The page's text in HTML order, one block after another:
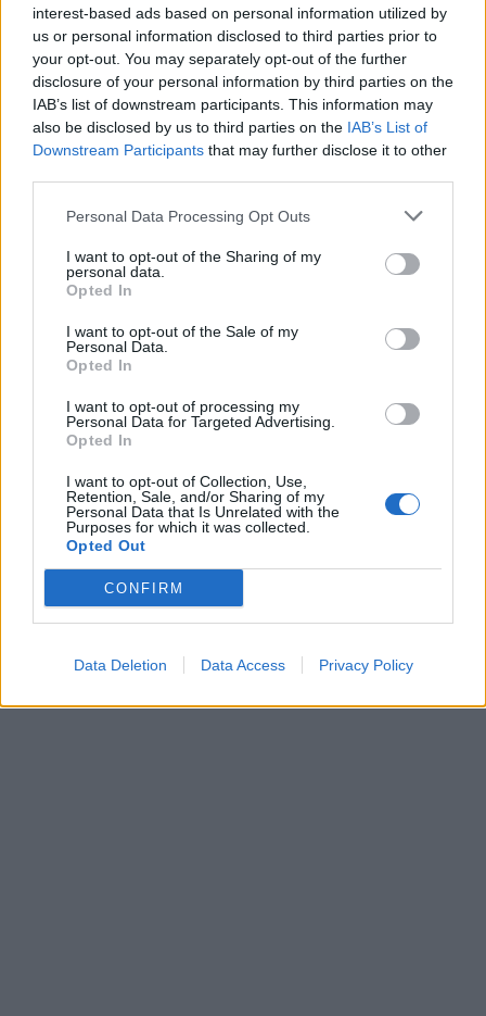
interest-based ads based on personal information utilized by
us or personal information disclosed to third parties prior to
your opt-out. You may separately opt-out of the further
disclosure of your personal information by third parties on the
IAB’s list of downstream participants. This information may
also be disclosed by us to third parties on the IAB’s List of
Downstream Participants that may further disclose it to other
Personal Data Processing Opt Outs
I want to opt-out of the Sharing of my
personal data.
Opted In
I want to opt-out of the Sale of my
Personal Data.
Opted In
I want to opt-out of processing my
Personal Data for Targeted Advertising.
Opted In
I want to opt-out of Collection, Use,
Retention, Sale, and/or Sharing of my
Personal Data that Is Unrelated with the
Purposes for which it was collected.
Opted Out
CONFIRM
Data Deletion Data Access Privacy Policy
COMMENTS
Rödbets- och pepparrots­
gravad lax
En färgglad och vacker gravad lax med en härlig smak av
rödbetor och pepparrot.